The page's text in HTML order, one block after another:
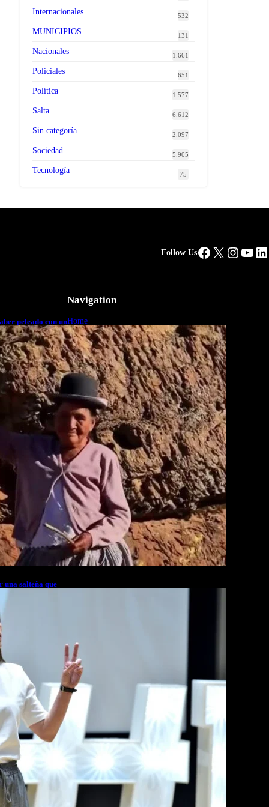
Internacionales 532
MUNICIPIOS 131
Nacionales 1.661
Policiales 651
Política 1.577
Salta 6.612
Sin categoría 2.097
Sociedad 5.905
Tecnología 75
Follow UsFacebook
X
peleado con un
a cuerpo
una salteña que
Navigation
Home
Business
Lifestyle
Magazine
Photography
Travel
Technology